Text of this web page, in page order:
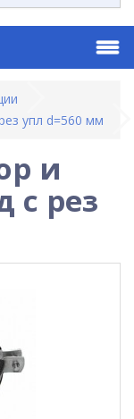
упл d=560 мм
и
с рез